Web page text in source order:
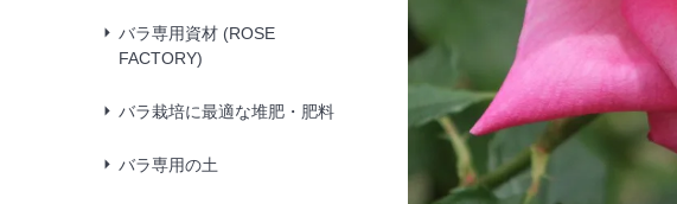
バラ専用資材 (ROSE
FACTORY)
バラ栽培に最適な堆肥・肥料
バラ専用の土